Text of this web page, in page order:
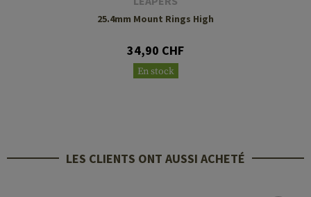
25.4mm Mount Rings High
34,90 CHF
En stock
LES CLIENTS ONT AUSSI ACHETÉ